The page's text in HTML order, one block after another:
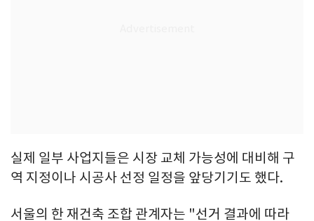
실제 일부 사업지들은 시장 교체 가능성에 대비해 구
역 지정이나 시공사 선정 일정을 앞당기기도 했다.
서울의 한 재건축 조합 관계자는 "선거 결과에 따라